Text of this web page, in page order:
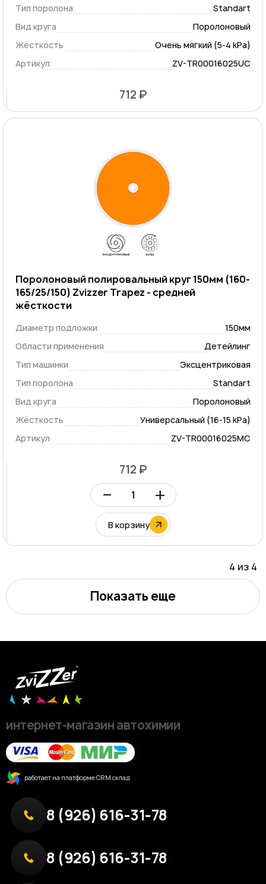
Тип поролона
Standart
Вид круга
Поролоновый
Жёсткость
Очень мягкий (5-4 kPa)
Артикул
ZV-TR00016025UC
712 ₽
Поролоновый полировальный круг 150мм (160-
165/25/150) Zvizzer Trapez - средней
жёсткости
Диаметр подложки
150мм
Области применения
Детейлинг
Тип машинки
Эксцентриковая
Тип поролона
Standart
Вид круга
Поролоновый
Жёсткость
Универсальный (16-15 kPa)
Артикул
ZV-TR00016025MC
712 ₽
– +
В корзину
4 из 4
Показать еще
интернет-магазин автохимии
работает на платформе CRM склад
8 (926) 616-31-78
8 (926) 616-31-78